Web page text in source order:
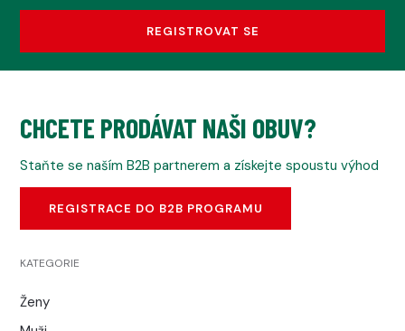
REGISTROVAT SE
CHCETE PRODÁVAT NAŠI OBUV?
Staňte se naším B2B partnerem a získejte spoustu výhod
REGISTRACE DO B2B PROGRAMU
KATEGORIE
Ženy